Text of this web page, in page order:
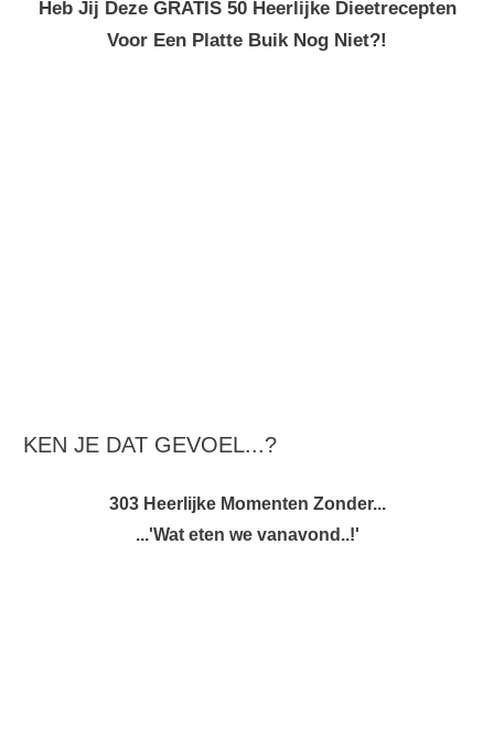
Heb Jij Deze GRATIS 50 Heerlijke Dieetrecepten
Voor Een Platte Buik Nog Niet?!
KEN JE DAT GEVOEL...?
303 Heerlijke Momenten Zonder...
...'Wat eten we vanavond..!'